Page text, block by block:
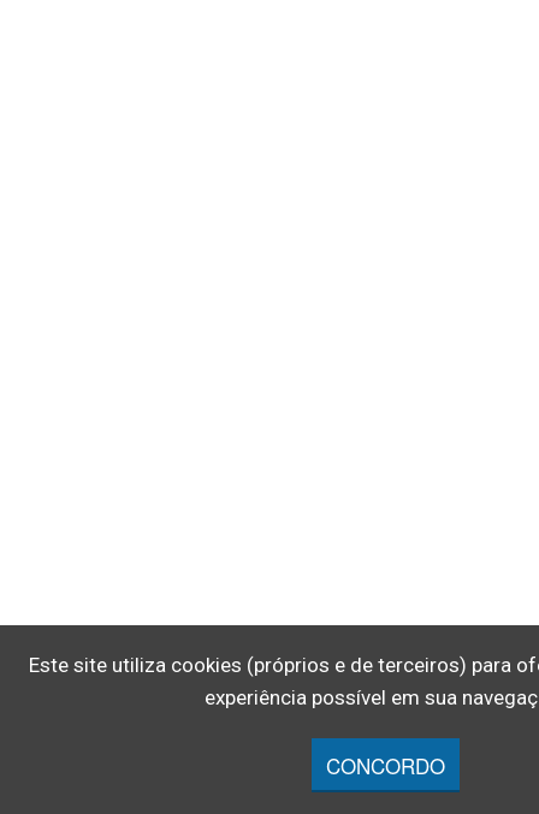
Este site utiliza cookies (próprios e de terceiros) para
experiência possível em sua
CONCORDO